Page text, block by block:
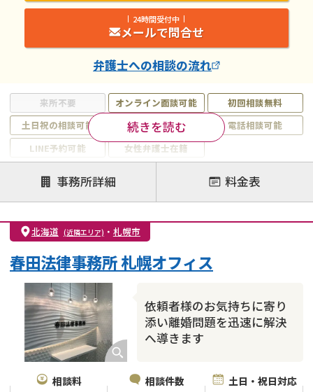
来所不要 オンライン面談可能
初回相談無料
土日祝の相談可能
19時以降電話可能
電話相談可能
LINE予約可能
女性弁護士在籍
注力案件
離婚前相談
離婚調停
離婚裁判
親権・面会交流権
DV
モラハラ
不貞・不倫慰謝料請求
国際離婚
財産分与
内縁の夫婦
続きを読む
24時間受付中
メールで問合せ
弁護士への相談の流れ
事務所詳細 料金表
北海道 (近隣エリア) ・ 札幌市
依頼者様のお気持ちに寄り
添い離婚問題を迅速に解決
へ導きます
春田法律事務所 札幌オフィス
相談料 相談件数 土日・祝日対応